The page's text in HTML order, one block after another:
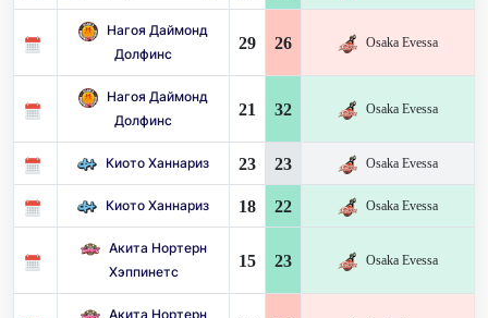
Нагоя Даймонд
Долфинс
29 26 Osaka Evessa
Нагоя Даймонд
Долфинс
21 32 Osaka Evessa
Киото Ханнариз 23 23 Osaka Evessa
Киото Ханнариз 18 22 Osaka Evessa
Акита Нортерн
Хэппинетс
15 23 Osaka Evessa
Акита Нортерн